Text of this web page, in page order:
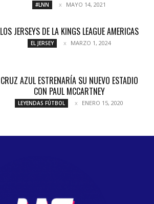
#LNN MAYO 14, 2021
LOS JERSEYS DE LA KINGS LEAGUE AMERICAS
EL JERSEY MARZO 1, 2024
CRUZ AZUL ESTRENARÍA SU NUEVO ESTADIO
CON PAUL MCCARTNEY
LEYENDAS FÚTBOL ENERO 15, 2020